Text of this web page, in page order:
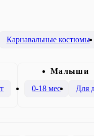
Карнавальные костюмы
Малыши
0-18 мес
Для